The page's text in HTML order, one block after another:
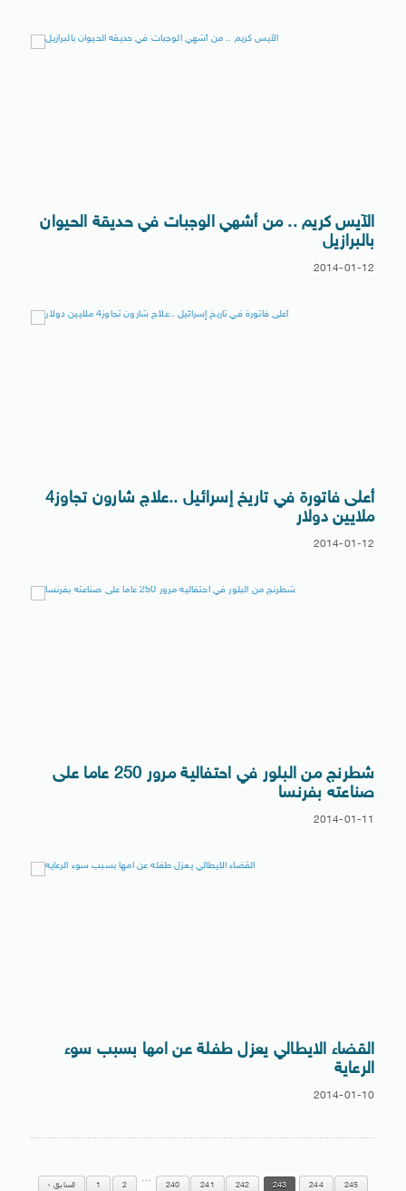
الآيس كريم .. من أشهي الوجبات في حديقة الحيوان
بالبرازيل
2014-01-12
أعلى فاتورة في تاريخ إسرائيل ..علاج شارون تجاوز4
ملايين دولار
2014-01-12
شطرنج من البلور في احتفالية مرور 250 عاما على
صناعته بفرنسا
2014-01-11
القضاء الايطالي يعزل طفلة عن امها بسبب سوء
الرعاية
2014-01-10
السابق 1 2
…
240 241 242 243 244 245